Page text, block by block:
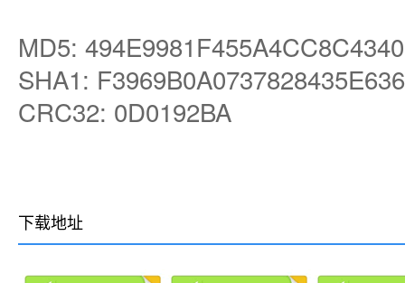
MD5:
SHA1:
CRC32: 0D0192BA
下载地址